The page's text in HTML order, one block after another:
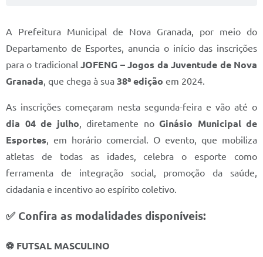
Formulários
Lei Paulo Gustavo
Alistamento Militar
Parcerias 3º Setor
A Nossa Cidade
A Prefeitura Municipal de Nova Granada, por meio do
Departamento de Esportes, anuncia o início das inscrições
para o tradicional JOFENG – Jogos da Juventude de Nova
Granada , que chega à sua 38ª edição em 2024.
As inscrições começaram nesta segunda-feira e vão até o
dia 04 de julho , diretamente no Ginásio Municipal de
Esportes , em horário comercial. O evento, que mobiliza
atletas de todas as idades, celebra o esporte como
ferramenta de integração social, promoção da saúde,
cidadania e incentivo ao espírito coletivo.
✅ Confira as modalidades disponíveis:
⚽ FUTSAL MASCULINO